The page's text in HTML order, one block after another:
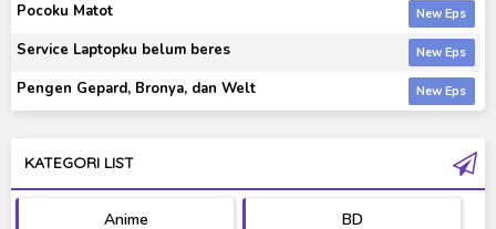
Pocoku Matot
Service Laptopku belum beres
Pengen Gepard, Bronya, dan Welt
KATEGORI LIST
Anime BD